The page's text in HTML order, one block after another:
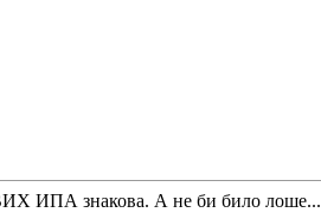
ИПА знакова. А не би било лоше...